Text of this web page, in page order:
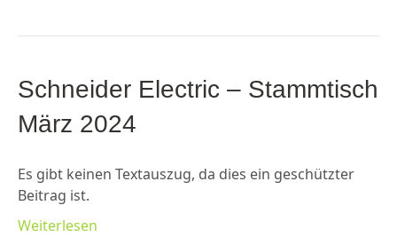
Schneider Electric – Stammtisch
März 2024
Es gibt keinen Textauszug, da dies ein geschützter
Beitrag ist.
Weiterlesen